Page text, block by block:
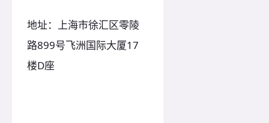
地址：上海市徐汇区零陵
路899号飞洲国际大厦17
楼D座